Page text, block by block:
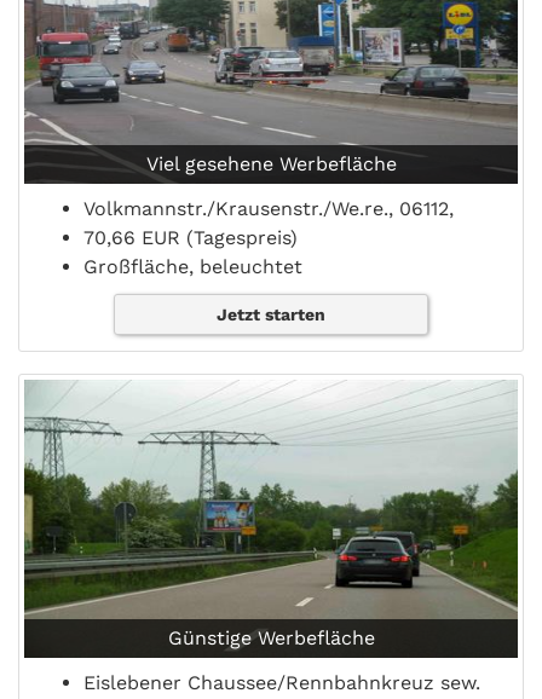
Viel gesehene Werbefläche
Volkmannstr./Krausenstr./We.re., 06112,
70,66 EUR (Tagespreis)
Großfläche, beleuchtet
Jetzt starten
Günstige Werbefläche
Eislebener Chaussee/Rennbahnkreuz sew.